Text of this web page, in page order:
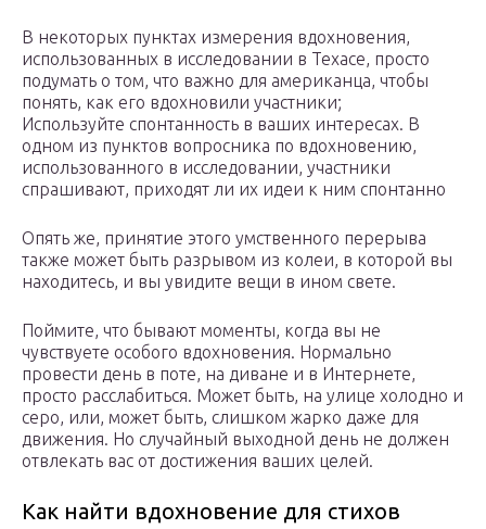
В некоторых пунктах измерения вдохновения,
использованных в исследовании в Техасе, просто
подумать о том, что важно для американца, чтобы
понять, как его вдохновили участники;
Используйте спонтанность в ваших интересах. В
одном из пунктов вопросника по вдохновению,
использованного в исследовании, участники
спрашивают, приходят ли их идеи к ним спонтанно
Опять же, принятие этого умственного перерыва
также может быть разрывом из колеи, в которой вы
находитесь, и вы увидите вещи в ином свете.
Поймите, что бывают моменты, когда вы не
чувствуете особого вдохновения. Нормально
провести день в поте, на диване и в Интернете,
просто расслабиться. Может быть, на улице холодно и
серо, или, может быть, слишком жарко даже для
движения. Но случайный выходной день не должен
отвлекать вас от достижения ваших целей.
Как найти вдохновение для стихов